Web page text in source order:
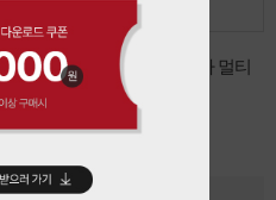
데쌍브르 글루타치온 시카 멀티
리페어 크림 30ml
BEST